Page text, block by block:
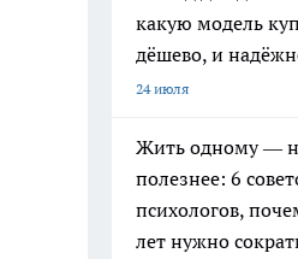
какую модель
дёшево, и
24 июля
Жить одному —
полезнее: 6
психологов,
лет нужно